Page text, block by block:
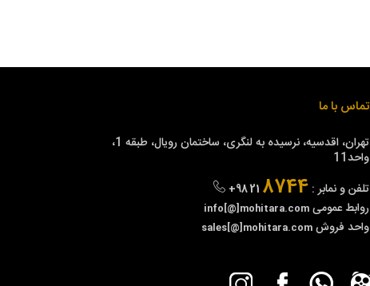
تماس با ما
تهران، اقدسیه، نرسیده به لنگری، ساختمان رویال، طبقه 1،
واحد11
تلفن و نمابر :
+98 21 8744
روابط عمومی info[@]mohitara.com
واحد فروش sales[@]mohitara.com